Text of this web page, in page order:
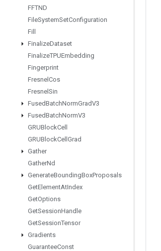
FFTND
FileSystemSetConfiguration
Fill
FinalizeDataset
FinalizeTPUEmbedding
Fingerprint
Fresnel Cos
Fresnel Sin
FusedBatchNormGradV3
FusedBatchNormV3
GRUBlockCell
GRUBlockCell Grad
Gather
GatherNd
GenerateBoundingBoxProposals
GetElementAtIndex
GetOptions
GetSessionHandle
GetSessionTensor
Gradients
GuaranteeConst